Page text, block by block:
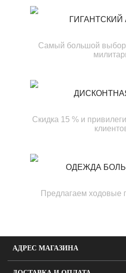
Самый большой
Скидка 15 % и
ОДЕЖДА
Предлагаем ходовые
АДРЕС МАГАЗИНА